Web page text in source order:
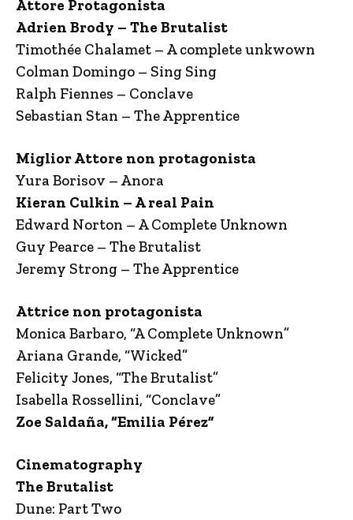
Attore Protagonista
Adrien Brody – The Brutalist
Timothée Chalamet – A complete unkwown
Colman Domingo – Sing Sing
Ralph Fiennes – Conclave
Sebastian Stan – The Apprentice
Miglior Attore non protagonista
Yura Borisov – Anora
Kieran Culkin – A real Pain
Edward Norton – A Complete Unknown
Guy Pearce – The Brutalist
Jeremy Strong – The Apprentice
Attrice non protagonista
Monica Barbaro, “A Complete Unknown”
Ariana Grande, “Wicked”
Felicity Jones, “The Brutalist”
Isabella Rossellini, “Conclave”
Zoe Saldaña, “Emilia Pérez”
Cinematography
The Brutalist
Dune: Part Two